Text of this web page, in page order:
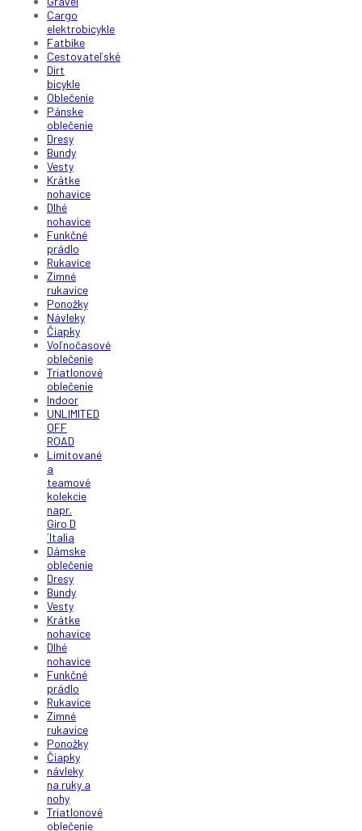
Cargo
elektrobicykle
Fatbike
Cestovateľské
Dirt
bicykle
Oblečenie
Pánske
oblečenie
Dresy
Bundy
Vesty
Krátke
nohavice
Dlhé
nohavice
Funkčné
prádlo
Rukavice
Zimné
rukavice
Ponožky
Návleky
Čiapky
Voľnočasové
oblečenie
Triatlonové
oblečenie
Indoor
UNLIMITED
OFF
ROAD
Limitované
a
teamové
kolekcie
napr.
Giro D
´Italia
Dámske
oblečenie
Dresy
Bundy
Vesty
Krátke
nohavice
Dlhé
nohavice
Funkčné
prádlo
Rukavice
Zimné
rukavice
Ponožky
Čiapky
návleky
na ruky a
nohy
Triatlonové
oblečenie